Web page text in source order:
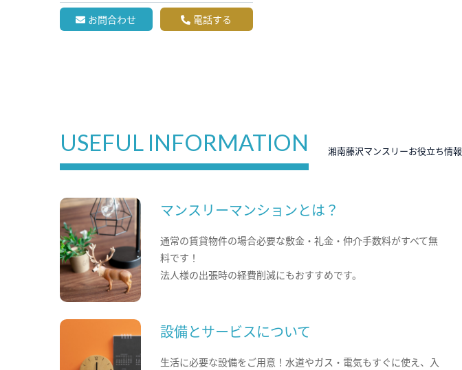
お問合わせ 電話する
USEFUL INFORMATION 湘南藤沢マンスリーお役立ち情報
マンスリーマンションとは？
通常の賃貸物件の場合必要な敷金・礼金・仲介手数料がすべて無
料です！
法人様の出張時の経費削減にもおすすめです。
設備とサービスについて
生活に必要な設備をご用意！水道やガス・電気もすぐに使え、入